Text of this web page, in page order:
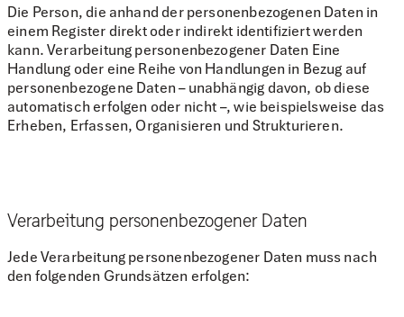
Die Person, die anhand der personenbezogenen Daten in
einem Register direkt oder indirekt identifiziert werden
kann. Verarbeitung personenbezogener Daten Eine
Handlung oder eine Reihe von Handlungen in Bezug auf
personenbezogene Daten – unabhängig davon, ob diese
automatisch erfolgen oder nicht –, wie beispielsweise das
Erheben, Erfassen, Organisieren und Strukturieren.
Verarbeitung personenbezogener Daten
Jede Verarbeitung personenbezogener Daten muss nach
den folgenden Grundsätzen erfolgen: